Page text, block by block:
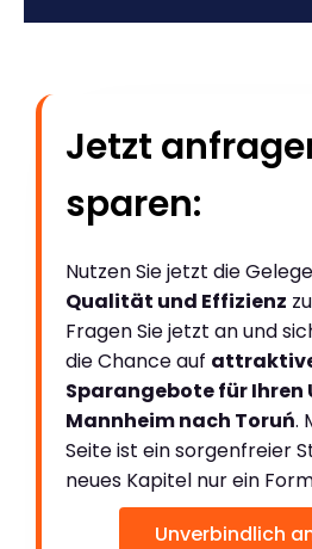
Jetzt
sparen:
Nutzen Sie jetzt die
Qualität und Effizienz
Fragen Sie jetzt an und
die Chance auf
Sparangebote für Ihren
Mannheim nach Toruń.
Seite ist ein sorgenfreier
neues Kapitel nur ein
Unverbindlich